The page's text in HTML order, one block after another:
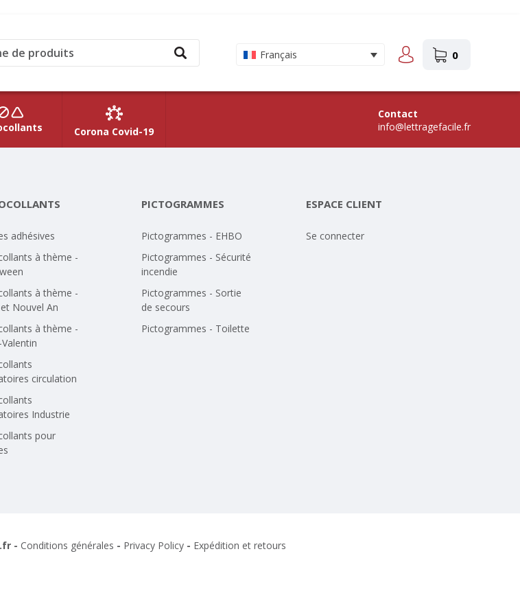
Français 0
Corona Covid-19
Contact
info@lettragefacile.fr
adhésives
à thème -
à thème -
Nouvel An
à thème -
circulation
Industrie
pour
PICTOGRAMMES
Pictogrammes - EHBO
Pictogrammes - Sécurité
incendie
Pictogrammes - Sortie
de secours
Pictogrammes - Toilette
ESPACE CLIENT
Se connecter
- Conditions générales - Privacy Policy- Expédition et retours